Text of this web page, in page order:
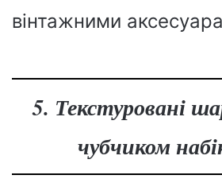
вінтажними
5. Текстуровані
чубчиком